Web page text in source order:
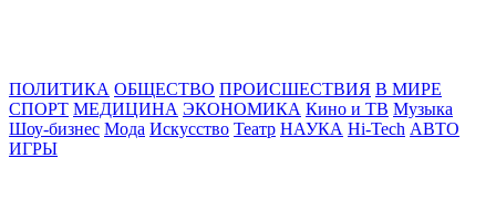
ПОЛИТИКА ОБЩЕСТВО ПРОИСШЕСТВИЯ В МИРЕ
СПОРТ МЕДИЦИНА ЭКОНОМИКА Кино и ТВ Музыка
Шоу-бизнес Мода Искусство Театр НАУКА Hi-Tech АВТО
ИГРЫ